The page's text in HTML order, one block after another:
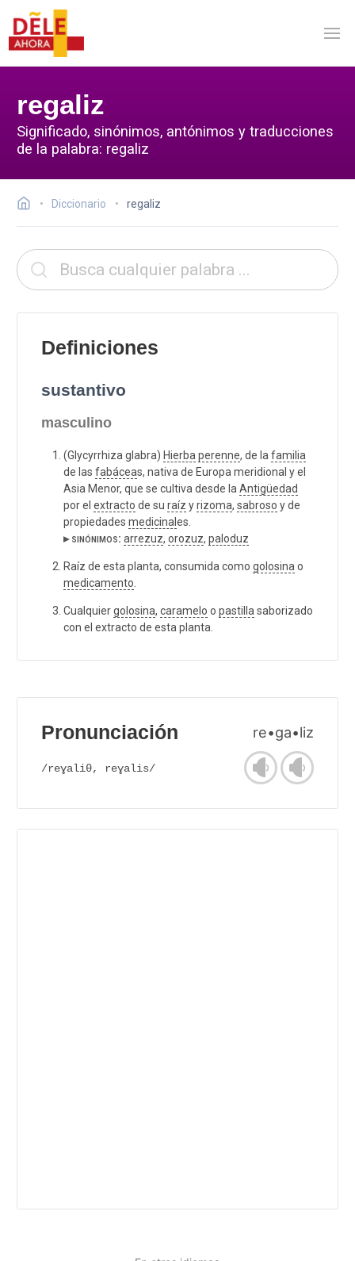
regaliz
Significado, sinónimos, antónimos y traducciones
de la palabra: regaliz
Diccionario regaliz
Definiciones
sustantivo
masculino
(Glycyrrhiza glabra) Hierba perenne, de la familia
de las fabáceas, nativa de Europa meridional y el
Asia Menor, que se cultiva desde la Antigüedad
por el extracto de su raíz yrizoma, sabroso y de
propiedades medicinal es.
▸ sinónimos: arrezuz, orozuz, paloduz
Raíz de esta planta, consumida como golosina o
medicamento
Cualquiergolosina, caramelo o pastilla saborizado
con el extracto de esta planta.
Pronunciación re•ga•liz
/reɣaliθ, reɣalis/